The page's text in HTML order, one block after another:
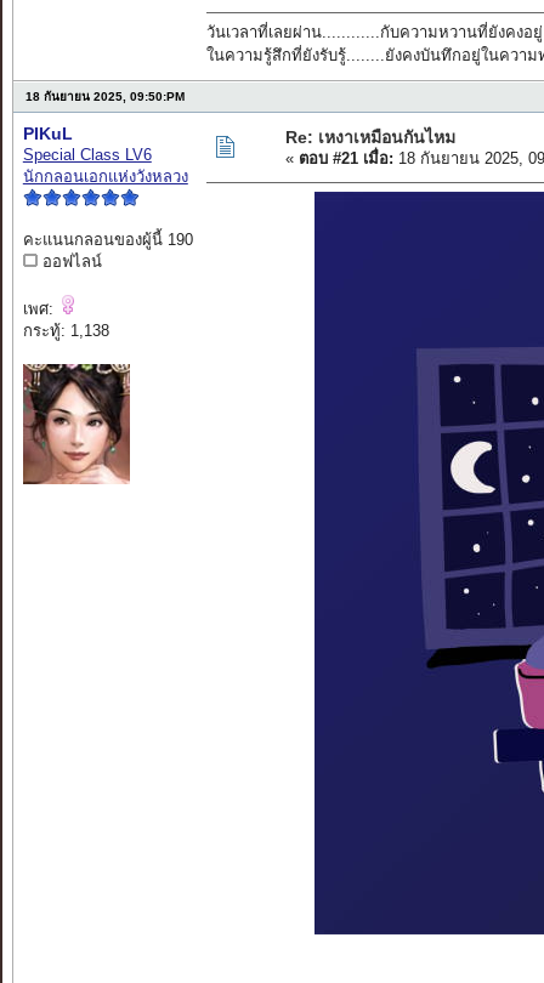
วันเวลาที่เลยผ่าน............กับความหวานที่ยังคงอยู่
ในความรู้สึกที่ยังรับรู้........ยังคงบันทึกอยู่ในความ
18 กันยายน 2025, 09:50:PM
PIKuL
Special Class LV6
นักกลอนเอกแห่งวังหลวง
คะแนนกลอนของผู้นี้ 190
ออฟไลน์
เพศ:
กระทู้: 1,138
Re: เหงาเหมือนกันไหม
« ตอบ #21 เมื่อ: 18 กันยายน 2025,